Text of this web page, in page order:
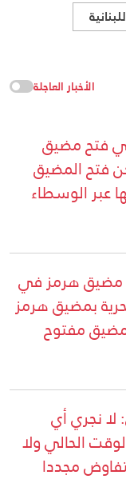
الأخبار العاجلة
فتح مضيق
فتح المضيق
عبر الوسطاء
مضيق هرمز في
بمضيق هرمز
مفتوح
لا نجري أي
الحالي ولا
مجددا